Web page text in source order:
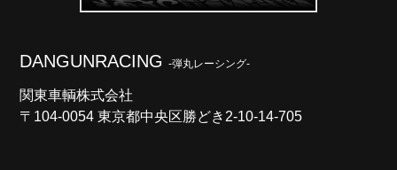
DANGUNRACING-弾丸レーシング-
関東車輌株式会社
〒104-0054 東京都中央区勝どき2-10-14-705